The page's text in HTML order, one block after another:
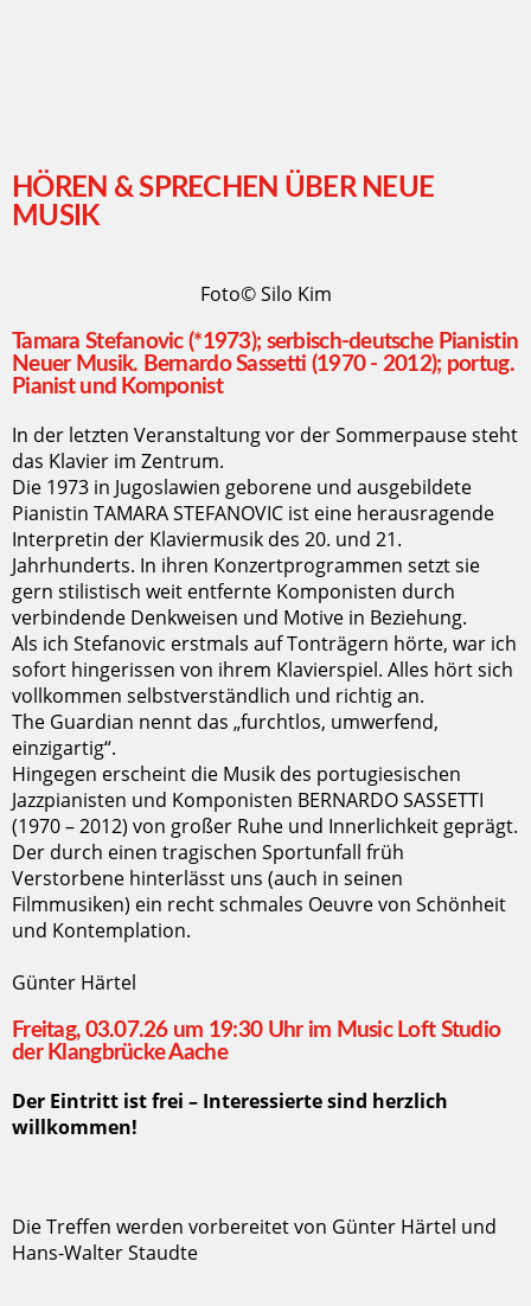
HÖREN & SPRECHEN ÜBER NEUE
MUSIK
Foto© Silo Kim
Tamara Stefanovic (*1973); serbisch-deutsche Pianistin
Neuer Musik. Bernardo Sassetti (1970 - 2012); portug.
Pianist und Komponist
In der letzten Veranstaltung vor der Sommerpause steht
das Klavier im Zentrum.
Die 1973 in Jugoslawien geborene und ausgebildete
Pianistin TAMARA STEFANOVIC ist eine herausragende
Interpretin der Klaviermusik des 20. und 21.
Jahrhunderts. In ihren Konzertprogrammen setzt sie
gern stilistisch weit entfernte Komponisten durch
verbindende Denkweisen und Motive in Beziehung.
Als ich Stefanovic erstmals auf Tonträgern hörte, war ich
sofort hingerissen von ihrem Klavierspiel. Alles hört sich
vollkommen selbstverständlich und richtig an.
The Guardian nennt das „furchtlos, umwerfend,
einzigartig“.
Hingegen erscheint die Musik des portugiesischen
Jazzpianisten und Komponisten BERNARDO SASSETTI
(1970 – 2012) von großer Ruhe und Innerlichkeit geprägt.
Der durch einen tragischen Sportunfall früh
Verstorbene hinterlässt uns (auch in seinen
Filmmusiken) ein recht schmales Oeuvre von Schönheit
und Kontemplation.
Günter Härtel
Freitag, 03.07.26 um 19:30 Uhr im Music Loft Studio
der Klangbrücke Aache
Der Eintritt ist frei – Interessierte sind herzlich
willkommen!
Die Treffen werden vorbereitet von Günter Härtel und
Hans-Walter Staudte